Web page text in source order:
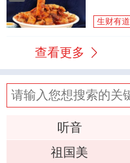
生财有道
查看更多
听音
祖国美